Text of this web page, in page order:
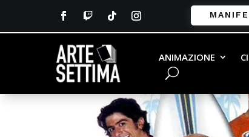
ANIMAZIONE